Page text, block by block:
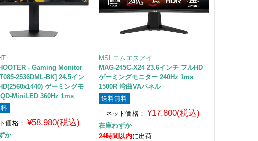
- Gaming Monitor
2536DML-BK] 24.5イン
ゲーミングモ
MiniLED 360Hz 1ms
価格： ¥58,980(税込)
か
MSI エムエスアイ
MAG-245C-X24 23.6インチ フルHD
ゲーミングモニター 240Hz 1ms
1500R 湾曲VAパネル
送料無料
ネット価格： ¥17,800(税込)
在庫わずか
24時間以内に出荷